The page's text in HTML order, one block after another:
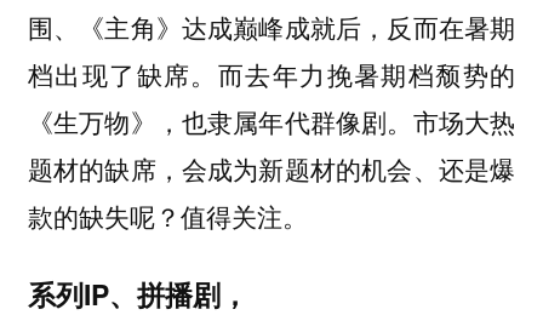
围、《主角》达成巅峰成就后，反而在暑期
档出现了缺席。而去年力挽暑期档颓势的
《生万物》，也隶属年代群像剧。市场大热
题材的缺席，会成为新题材的机会、还是爆
款的缺失呢？值得关注。
系列IP、拼播剧，